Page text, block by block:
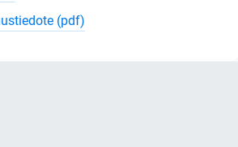
(pdf)